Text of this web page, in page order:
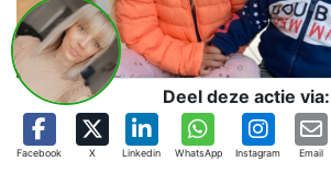
Deel deze actie via:
Facebook X Linkedin WhatsApp Instagram Email